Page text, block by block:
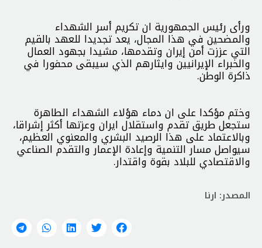
ورأى رئيس الجمهورية ان تكريم أسر الشهداء
والمضحين في هذا المجال، يعد تجديدا للعهد بالقيم
التي عززت أمن إيران وتقدمها، مشيدا بجهود العمال
والخبراء الإيرانيين وايثارهم الذي سيبقى محفورا في
ذاكرة الوطن.
وختم مؤكدا على ان دماء هؤلاء الشهداء الطاهرة
ستجعل طريق تقدم واستقلال ايران وعزتها أكثر إشراقا،
وبالاعتماد على هذا الرصيد البشري والمعنوي العظيم،
سيواصل مسار التنمية وإعادة الإعمار والتقدم الصناعي
والاقتصادي للبلاد بقوة واقتدار.
المصدر: ارنا